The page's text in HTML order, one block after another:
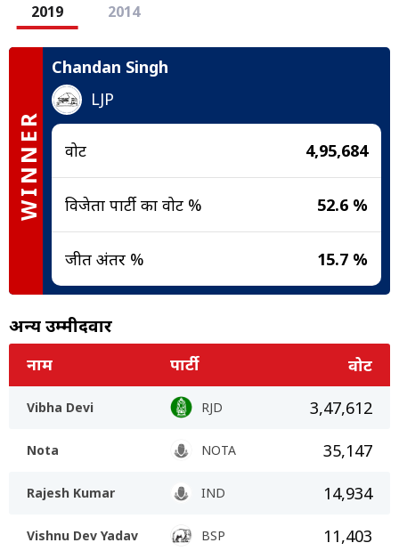
2019 2014
WINNER
Chandan Singh
LJP
वोट 4,95,684
विजेता पार्टी का वोट % 52.6 %
जीत अंतर % 15.7 %
अन्य उम्मीदवार
नाम पार्टी वोट
Vibha Devi RJD 3,47,612
Nota NOTA 35,147
Rajesh Kumar IND 14,934
Vishnu Dev Yadav BSP 11,403